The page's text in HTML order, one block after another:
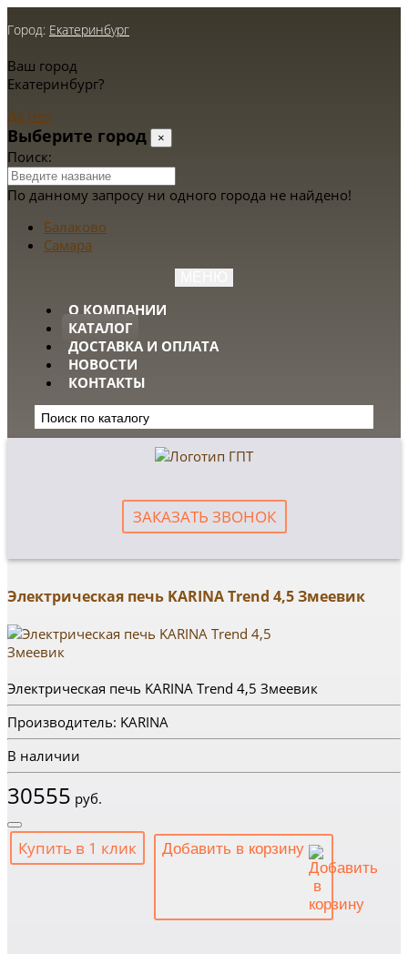
Город: Екатеринбург
Ваш город
Екатеринбург?
Да Нет
Выберите город ×
Поиск:
По данному запросу ни одного города не найдено!
Балаково
Самара
О КОМПАНИИ
КАТАЛОГ
ДОСТАВКА И ОПЛАТА
НОВОСТИ
КОНТАКТЫ
ЗАКАЗАТЬ ЗВОНОК
Электрическая печь KARINA Trend 4,5 Змеевик
Электрическая печь KARINA Trend 4,5 Змеевик
Производитель: KARINA
В наличии
30555 руб.
Купить в 1 клик Добавить в корзину